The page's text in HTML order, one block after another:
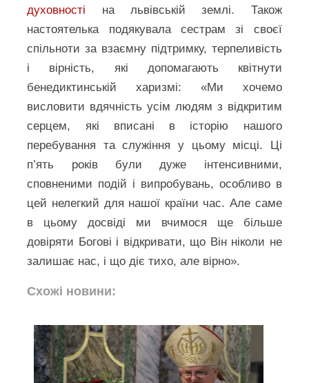
духовності на львівській землі. Також
настоятелька подякувала сестрам зі своєї
спільноти за взаємну підтримку, терпеливість
і вірність, які допомагають квітнути
бенедиктинській харизмі: «Ми хочемо
висловити вдячність усім людям з відкритим
серцем, які вписані в історію нашого
перебування та служіння у цьому місці. Ці
п’ять років були дуже інтенсивними,
сповненими подій і випробувань, особливо в
цей нелегкий для нашої країни час. Але саме
в цьому досвіді ми вчимося ще більше
довіряти Богові і відкривати, що Він ніколи не
залишає нас, і що діє тихо, але вірно».
Схожі новини: